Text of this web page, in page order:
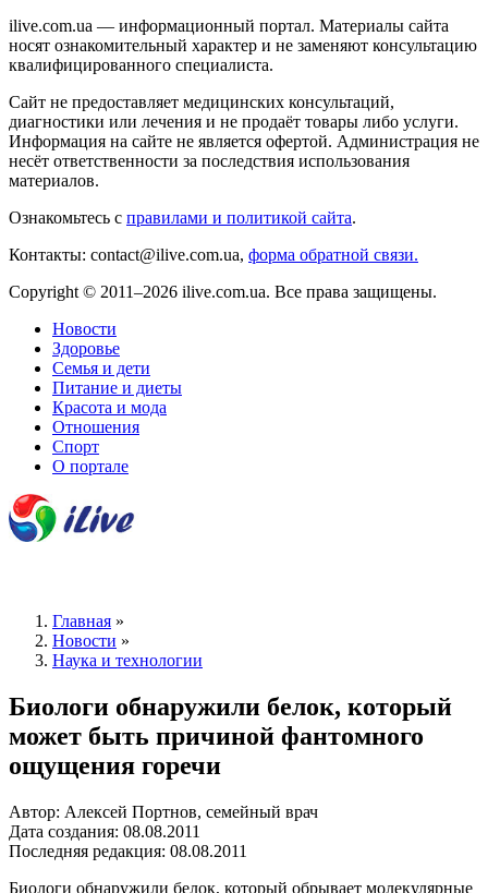
ilive.com.ua — информационный портал. Материалы сайта
носят ознакомительный характер и не заменяют консультацию
квалифицированного специалиста.
Сайт не предоставляет медицинских консультаций,
диагностики или лечения и не продаёт товары либо услуги.
Информация на сайте не является офертой. Администрация не
несёт ответственности за последствия использования
материалов.
Ознакомьтесь с правилами и политикой сайта.
Контакты: contact@ilive.com.ua, форма обратной связи.
Copyright © 2011–2026 ilive.com.ua. Все права защищены.
Новости
Здоровье
Семья и дети
Питание и диеты
Красота и мода
Отношения
Спорт
О портале
Главная »
Новости »
Наука и технологии
Биологи обнаружили белок, который
может быть причиной фантомного
ощущения горечи
Автор: Алексей Портнов, семейный врач
Дата создания: 08.08.2011
Последняя редакция: 08.08.2011
Биологи обнаружили белок, который обрывает молекулярные